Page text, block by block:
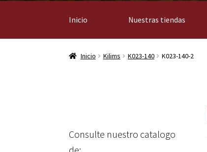
Inicio Nuestras tiendas
Inicio Kilims K023-140 K023-140-2
Consulte nuestro catalogo